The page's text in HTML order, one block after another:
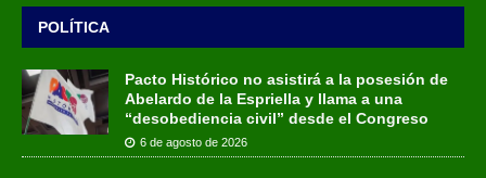
POLÍTICA
Pacto Histórico no asistirá a la posesión de
Abelardo de la Espriella y llama a una
“desobediencia civil” desde el Congreso
6 de agosto de 2026